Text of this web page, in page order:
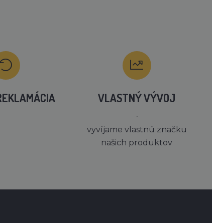
VLASTNÝ VÝVOJ
´
vyvíjame vlastnú značku
našich produktov